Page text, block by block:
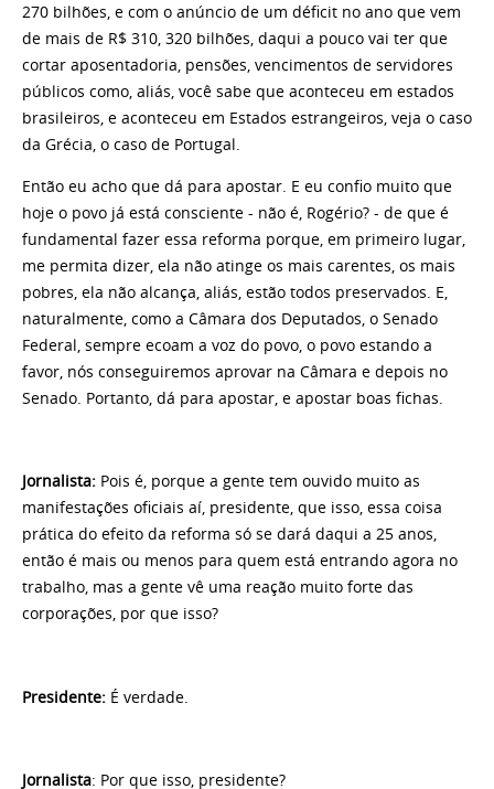
270 bilhões, e com o anúncio de um déficit no ano que vem
de mais de R$ 310, 320 bilhões, daqui a pouco vai ter que
cortar aposentadoria, pensões, vencimentos de servidores
públicos como, aliás, você sabe que aconteceu em estados
brasileiros, e aconteceu em Estados estrangeiros, veja o caso
da Grécia, o caso de Portugal.
Então eu acho que dá para apostar. E eu confio muito que
hoje o povo já está consciente - não é, Rogério? - de que é
fundamental fazer essa reforma porque, em primeiro lugar,
me permita dizer, ela não atinge os mais carentes, os mais
pobres, ela não alcança, aliás, estão todos preservados. E,
naturalmente, como a Câmara dos Deputados, o Senado
Federal, sempre ecoam a voz do povo, o povo estando a
favor, nós conseguiremos aprovar na Câmara e depois no
Senado. Portanto, dá para apostar, e apostar boas fichas.
Jornalista: Pois é, porque a gente tem ouvido muito as
manifestações oficiais aí, presidente, que isso, essa coisa
prática do efeito da reforma só se dará daqui a 25 anos,
então é mais ou menos para quem está entrando agora no
trabalho, mas a gente vê uma reação muito forte das
corporações, por que isso?
Presidente: É verdade.
Jornalista: Por que isso, presidente?